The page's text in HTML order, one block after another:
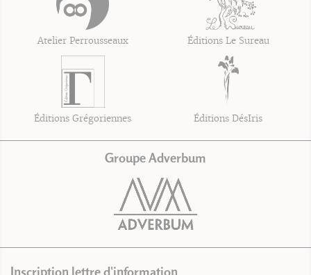
Atelier Perrousseaux Éditions Le Sureau
Éditions Grégoriennes Éditions DésIris
Groupe Adverbum
Inscription lettre d'information